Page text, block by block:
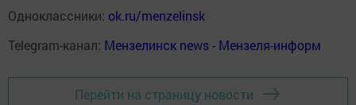
Одноклассники: ok.ru/menzelinsk
Telegram-канал: Мензелинск news - Мензеля-информ
Перейти на страницу новости